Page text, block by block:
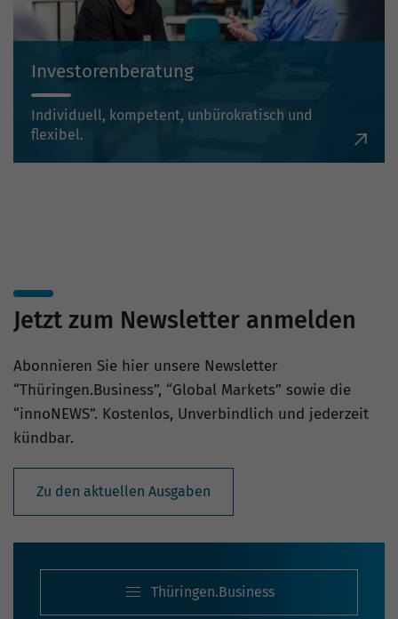
Investorenberatung
Individuell, kompetent, unbürokratisch und
flexibel.
Jetzt zum Newsletter anmelden
Abonnieren Sie hier unsere Newsletter
“Thüringen.Business”, “Global Markets” sowie die
“innoNEWS”. Kostenlos, Unverbindlich und jederzeit
kündbar.
Zu den aktuellen Ausgaben
Thüringen.Business